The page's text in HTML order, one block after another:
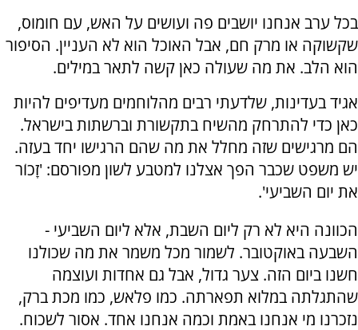
בכל ערב אנחנו יושבים פה ועושים על האש, עם חומוס,
שקשוקה או מרק חם, אבל האוכל הוא לא העניין. הסיפור
הוא הלב. את מה שעולה כאן קשה לתאר במילים.
אגיד בעדינות, שלדעתי רבים מהלוחמים מעדיפים להיות
כאן כדי להתרחק מהשיח בתקשורת וברשתות בישראל.
הם מרגישים שזה מחלל את מה שהם הרגישו יחד בעזה.
יש משפט שכבר הפך אצלנו למטבע לשון מפורסם: 'זָכוֹר
את יום השביעי'.
הכוונה היא לא רק ליום השבת, אלא ליום השביעי -
השבעה באוקטובר. לשמור מכל משמר את מה שכולנו
חשנו ביום הזה. צער גדול, אבל גם אחדות ועוצמה
שהתגלתה במלוא תפארתה. כמו פלאש, כמו מכת ברק,
נזכרנו מי אנחנו באמת וכמה אנחנו אחד. אסור לשכוח.